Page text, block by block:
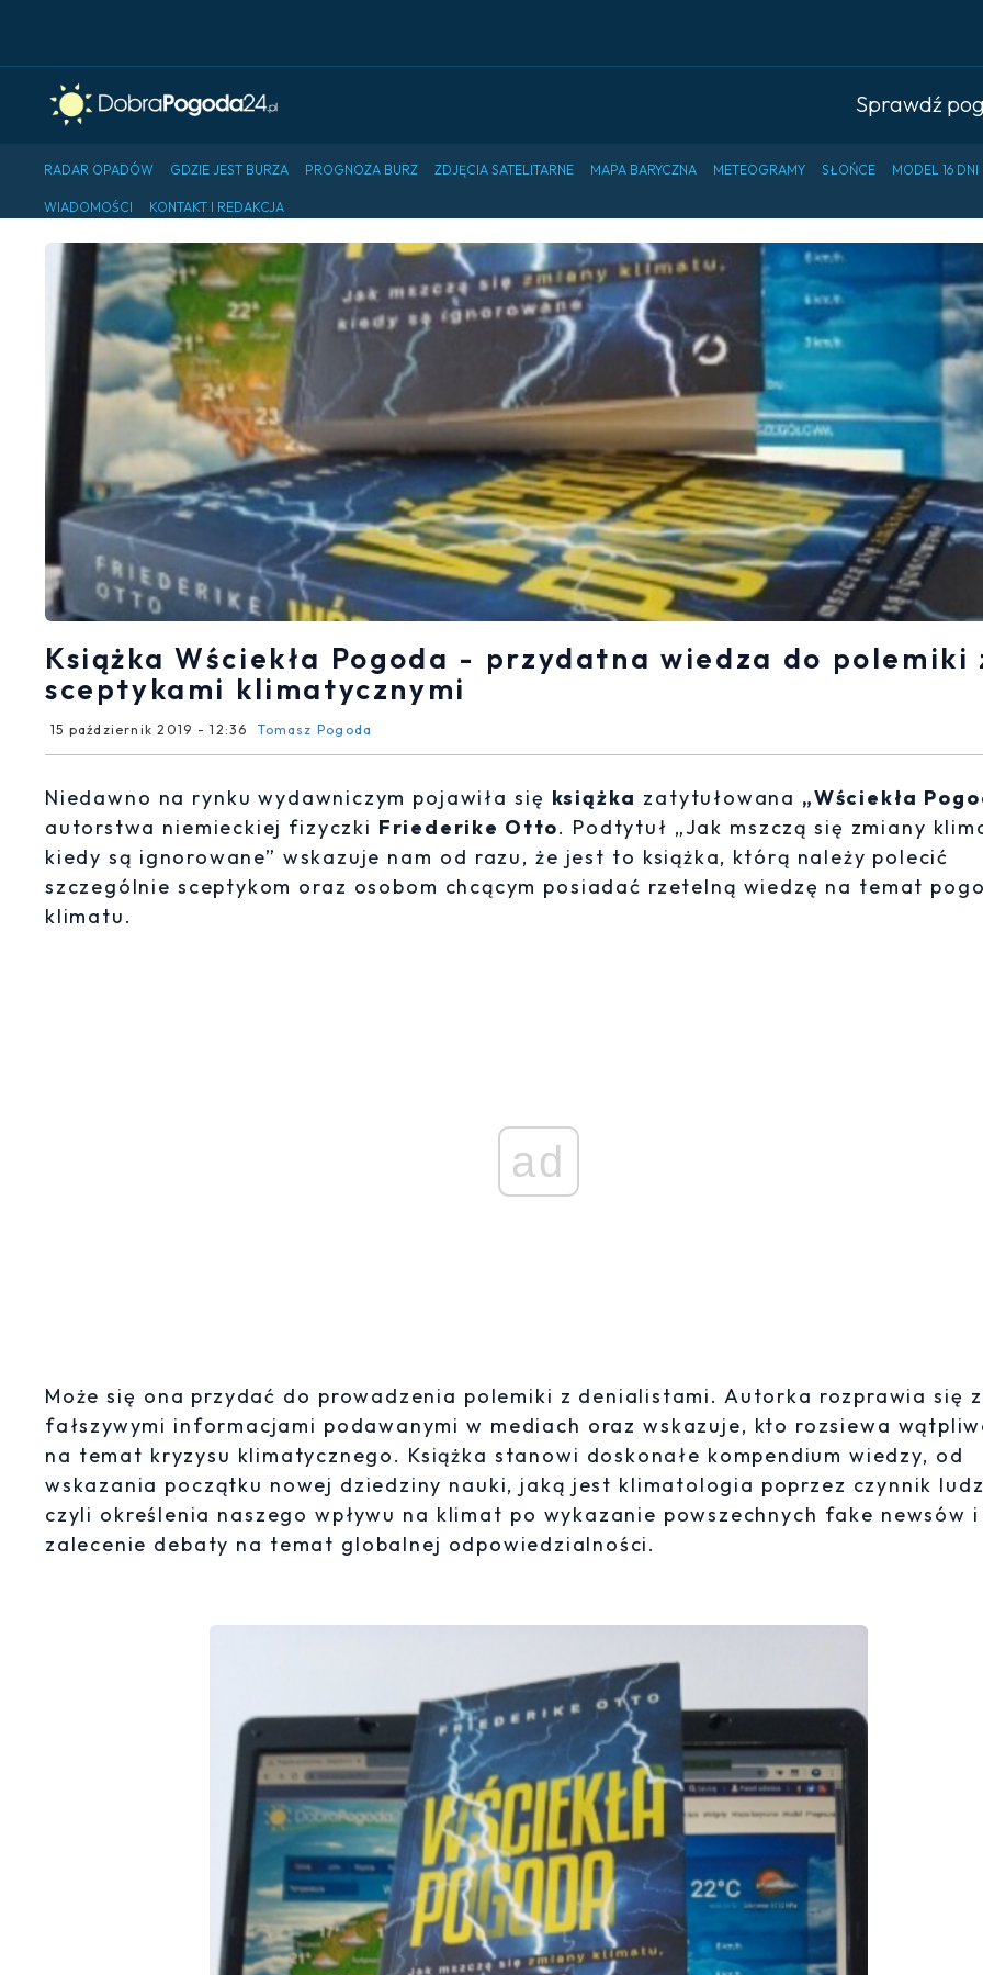
Sprawdź
RADAR OPADÓW GDZIE JEST BURZA PROGNOZA BURZ ZDJĘCIA SATELITARNE MAPA BARYCZNA METEOGRAMY SŁOŃCE MODEL 16 DNI
WIADOMOŚCI KONTAKT I REDAKCJA
Książka Wściekła Pogoda - przydatna wiedza do polemiki
sceptykami klimatycznymi
15 październik 2019 - 12:36 Tomasz Pogoda
Niedawno na rynku wydawniczym pojawiła się książka zatytułowana „Wściekła
autorstwa niemieckiej fizyczki Friederike Otto. Podtytuł „Jak mszczą się zmiany
kiedy są ignorowane” wskazuje nam od razu, że jest to książka, którą należy polecić
szczególnie sceptykom oraz osobom chcącym posiadać rzetelną wiedzę na temat
klimatu.
ad
Może się ona przydać do prowadzenia polemiki z denialistami. Autorka rozprawia się z
fałszywymi informacjami podawanymi w mediach oraz wskazuje, kto rozsiewa
na temat kryzysu klimatycznego. Książka stanowi doskonałe kompendium wiedzy, od
wskazania początku nowej dziedziny nauki, jaką jest klimatologia poprzez czynnik
czyli określenia naszego wpływu na klimat po wykazanie powszechnych fake newsów i
zalecenie debaty na temat globalnej odpowiedzialności.